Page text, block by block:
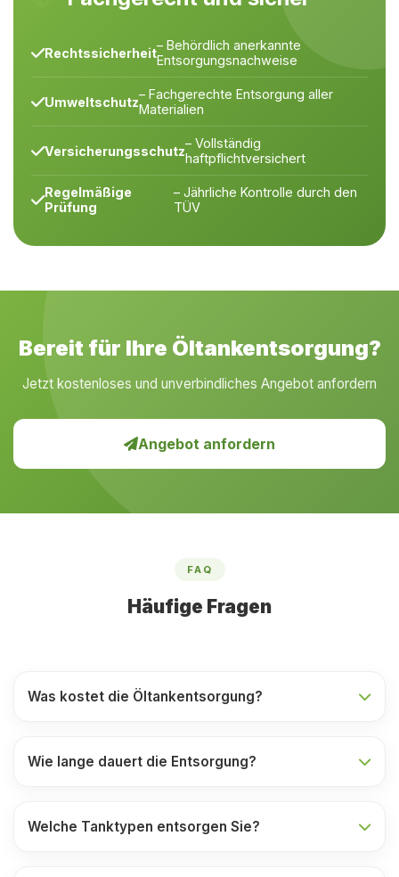
Rechtssicherheit– Behördlich anerkannte
Entsorgungsnachweise
Umweltschutz– Fachgerechte Entsorgung aller
Materialien
Versicherungsschutz– Vollständig
haftpflichtversichert
Regelmäßige
Prüfung
– Jährliche Kontrolle durch den
TÜV
Bereit für Ihre Öltankentsorgung?
Jetzt kostenloses und unverbindliches Angebot anfordern
Angebot anfordern
FAQ
Häufige Fragen
Was kostet die Öltankentsorgung?
Wie lange dauert die Entsorgung?
Welche Tanktypen entsorgen Sie?